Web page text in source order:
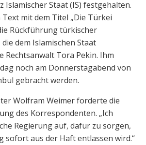
Islamischer Staat (IS) festgehalten.
Text mit dem Titel „Die Türkei
Rückführung türkischer
dem Islamischen Staat
Rechtsanwalt Tora Pekin. Ihm
noch am Donnerstagabend von
gebracht werden.
Wolfram Weimer forderte die
des Korrespondenten. „Ich
Regierung auf, dafür zu sorgen,
sofort aus der Haft entlassen wird.“